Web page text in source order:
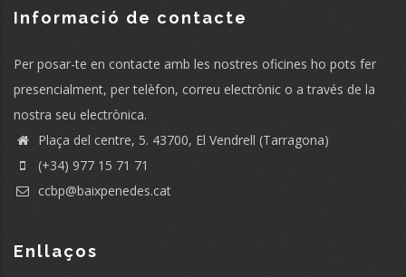
Informació de contacte
Per posar-te en contacte amb les nostres oficines ho pots fer
presencialment, per telèfon, correu electrònic o a través de la
nostra seu electrònica.
Plaça del centre, 5. 43700, El Vendrell (Tarragona)
(+34) 977 15 71 71
ccbp@baixpenedes.cat
Enllaços